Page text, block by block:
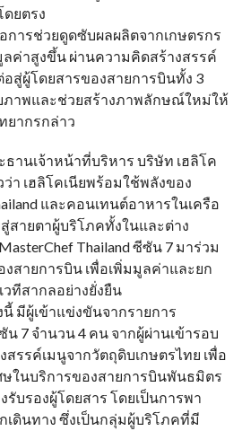
ยตรง
การช่วยดูดซับผลผลิตจากเกษตรกร
ค่าสูงขึ้น ผ่านความคิดสร้างสรรค์
สู่ผู้โดยสารของสายการบินทั้ง 3
ภาพและช่วยสร้างภาพลักษณ์ใหม่ให้
ยากรกล่าว
านเจ้าหน้าที่บริหาร บริษัท เฮลิโค
ว่า เฮลิโคเนียพร้อมใช้พลังของ
และคอนเทนต์อาหารในเครือ
สายตาผู้บริโภคทั้งในและต่าง
Thailand ซีซัน 7 มาร่วม
สายการบิน เพื่อเพิ่มมูลค่าและยก
ทีสากลอย่างยั่งยืน
มีผู้เข้าแข่งขันจากรายการ
น 7 จำนวน 4 คน จากผู้ผ่านเข้ารอบ
รรค์เมนูจากวัตถุดิบเกษตรไทย เพื่อ
ษในบริการของสายการบินพันธมิตร
บรองผู้โดยสาร โดยเป็นการพา
เดินทาง ซึ่งเป็นกลุ่มผู้บริโภคที่มี